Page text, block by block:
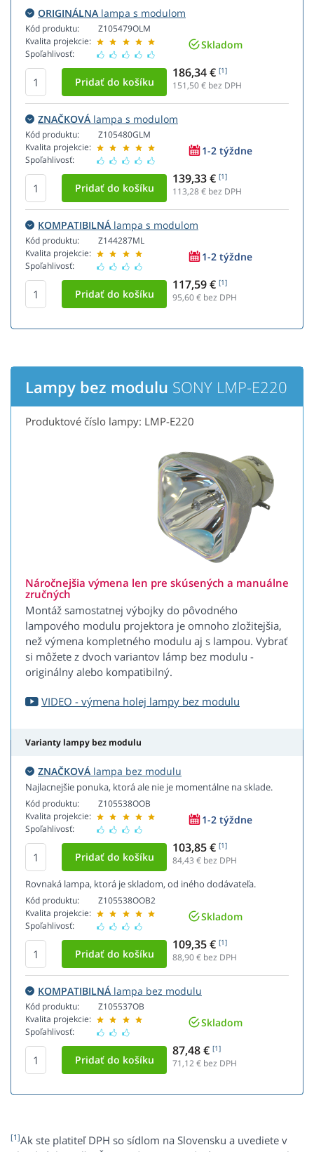
ORIGINÁLNA lampa s modulom
Kód produktu:
Kvalita projekcie:
Spoľahlivosť:
Z105479OLM
Skladom
186,34 € [1]
151,50€ bez DPH
ZNAČKOVÁ lampa s modulom
Kód produktu:
Kvalita projekcie:
Spoľahlivosť:
Z105480GLM
1-2 týždne
139,33 € [1]
113,28€ bez DPH
KOMPATIBILNÁ lampa s modulom
Kód produktu:
Kvalita projekcie:
Spoľahlivosť:
Z144287ML
1-2 týždne
117,59 € [1]
95,60€ bez DPH
Lampy bez modulu SONY LMP-E220
Produktové číslo lampy: LMP-E220
Náročnejšia výmena len pre skúsených a manuálne
zručných
Montáž samostatnej výbojky do pôvodného
lampového modulu projektora je omnoho zložitejšia,
než výmena kompletného modulu aj s lampou. Vybrať
si môžete z dvoch variantov lámp bez modulu -
originálny alebo kompatibilný.
VIDEO - výmena holej lampy bez modulu
Varianty lampy bez modulu
ZNAČKOVÁ lampa bez modulu
Najlacnejšie ponuka, ktorá ale nie je momentálne na sklade.
Kód produktu:
Kvalita projekcie:
Spoľahlivosť:
Z105538OOB
1-2 týždne
103,85 € [1]
84,43 € bez DPH
Rovnaká lampa, ktorá je skladom, od iného dodávateľa.
Kód produktu:
Kvalita projekcie:
Spoľahlivosť:
Z105538OOB2
Skladom
109,35 € [1]
88,90€ bez DPH
KOMPATIBILNÁ lampa bez modulu
Kód produktu:
Kvalita projekcie:
Spoľahlivosť:
Z105537OB
Skladom
87,48 € [1]
71,12€ bez DPH
[1]Ak ste platiteľ DPH so sídlom na Slovensku a uvediete v